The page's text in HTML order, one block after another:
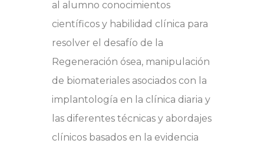
al alumno conocimientos
científicos y habilidad clínica para
resolver el desafío de la
Regeneración ósea, manipulación
de biomateriales asociados con la
implantología en la clínica diaria y
las diferentes técnicas y abordajes
clínicos basados en la evidencia